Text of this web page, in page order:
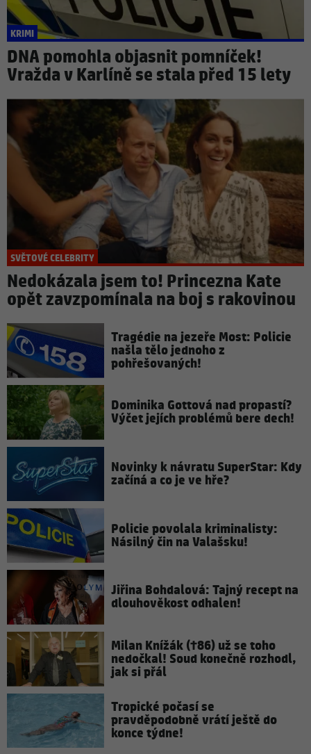
KRIMI
DNA pomohla objasnit pomníček!
Vražda v Karlíně se stala před 15 lety
SVĚTOVÉ CELEBRITY
Nedokázala jsem to! Princezna Kate
opět zavzpomínala na boj s rakovinou
Tragédie na jezeře Most: Policie
našla tělo jednoho z
pohřešovaných!
Dominika Gottová nad propastí?
Výčet jejích problémů bere dech!
Novinky k návratu SuperStar: Kdy
začíná a co je ve hře?
Policie povolala kriminalisty:
Násilný čin na Valašsku!
Jiřina Bohdalová: Tajný recept na
dlouhověkost odhalen!
Milan Knížák (†86) už se toho
nedočkal! Soud konečně rozhodl,
jak si přál
Tropické počasí se
pravděpodobně vrátí ještě do
konce týdne!